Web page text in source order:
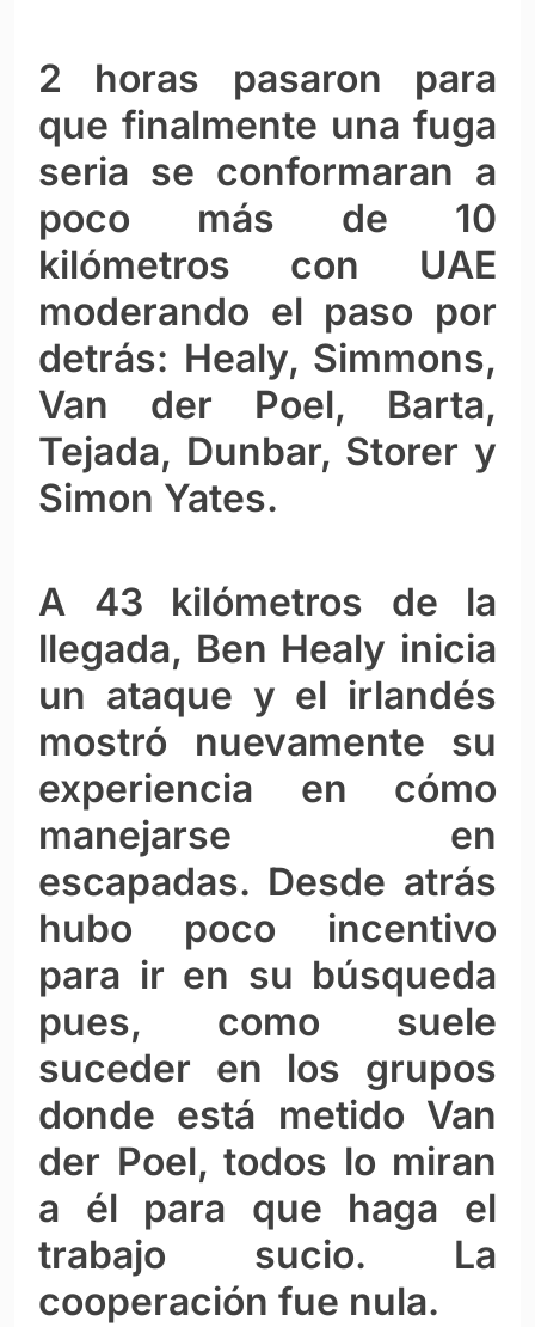
2 horas pasaron para
que finalmente una fuga
seria se conformaran a
poco más de 10
kilómetros con UAE
moderando el paso por
detrás: Healy, Simmons,
Van der Poel, Barta,
Tejada, Dunbar, Storer y
Simon Yates.
A 43 kilómetros de la
llegada, Ben Healy inicia
un ataque y el irlandés
mostró nuevamente su
experiencia en cómo
manejarse en
escapadas. Desde atrás
hubo poco incentivo
para ir en su búsqueda
pues, como suele
suceder en los grupos
donde está metido Van
der Poel, todos lo miran
a él para que haga el
trabajo sucio. La
cooperación fue nula.